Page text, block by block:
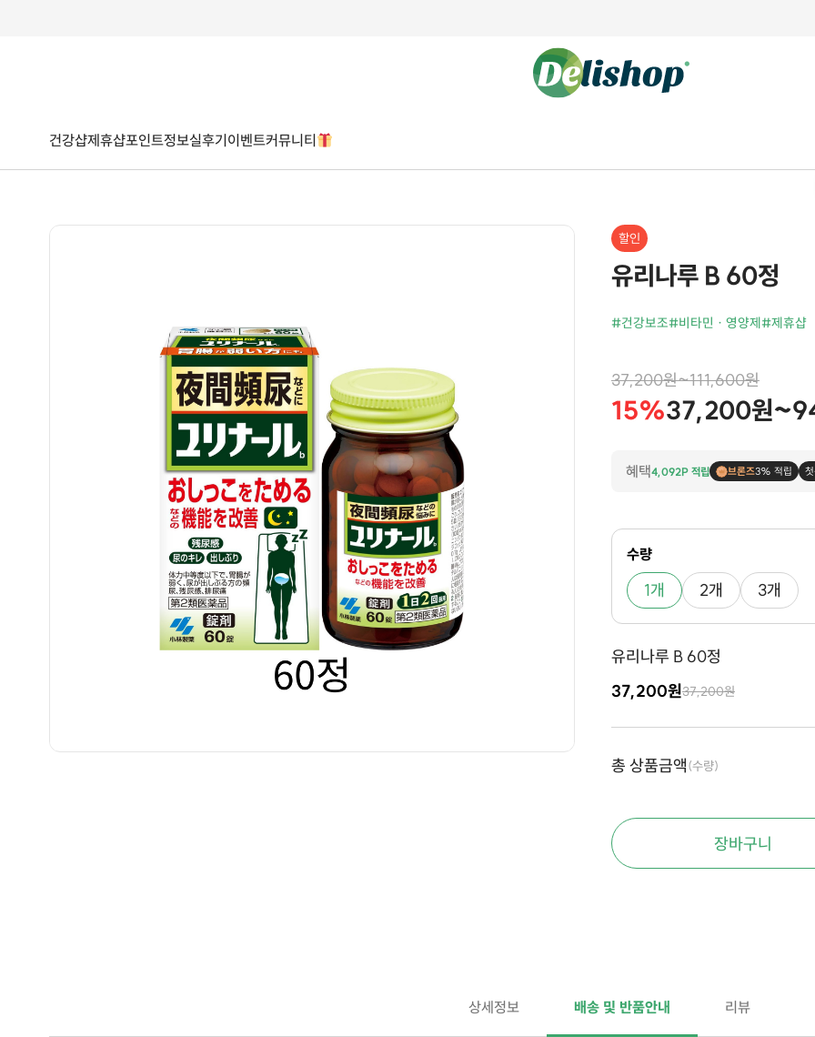
건강샵제휴샵포인트정보실후기이벤트커뮤니티
할인
유리나루 B 60정
#건강보조#비타민 · 영양제#제휴샵
37,200원~111,600원
15%37,200원
혜택4,092P 적립 브론즈3% 적립
수량
1개 2개 3개
유리나루 B 60정
37,200원37,200원
총 상품금액(수량)
장바구니
상세정보 배송 및 반품안내 리뷰